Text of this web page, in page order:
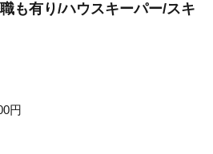
も有り/ハウスキーパー/スキ
円